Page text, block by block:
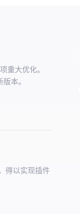
重大优化。
本。
得以实现插件